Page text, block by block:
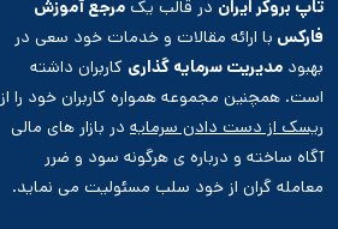
تاپ بروکر ایران در قالب یک مرجع آموزش
فارکس با ارائه مقالات و خدمات خود سعی در
بهبود مدیریت سرمایه گذاری کاربران داشته
است. همچنین مجموعه همواره کاربران خود را از
ریسک از دست دادن سرمایه در بازار های مالی
آگاه ساخته و درباره ی هرگونه سود و ضرر
معامله گران از خود سلب مسئولیت می نماید.